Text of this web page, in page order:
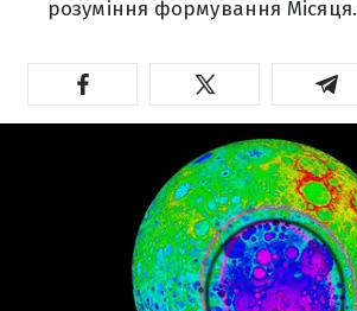
розуміння формування Місяця.